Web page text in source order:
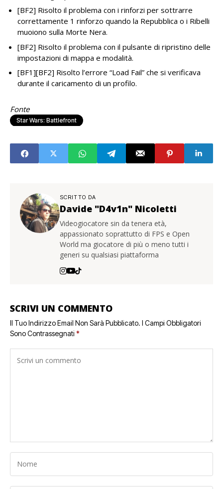
[BF2] Risolto il problema con i rinforzi per sottrarre
correttamente 1 rinforzo quando la Repubblica o i Ribelli
muoiono sulla Morte Nera.
[BF2] Risolto il problema con il pulsante di ripristino delle
impostazioni di mappa e modalità.
[BF1][BF2] Risolto l’errore “Load Fail” che si verificava
durante il caricamento di un profilo.
Fonte
Star Wars: Battlefront
SCRITTO DA
Davide "D4v1n" Nicoletti
Videogiocatore sin da tenera età,
appassionato soprattutto di FPS e Open
World ma giocatore di più o meno tutti i
generi su qualsiasi piattaforma
SCRIVI UN COMMENTO
Il Tuo Indirizzo Email Non Sarà Pubblicato. I Campi Obbligatori
Sono Contrassegnati *